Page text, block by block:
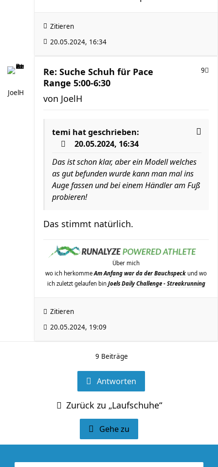
Zitieren
20.05.2024, 16:34
JoelH
Re: Suche Schuh für Pace
Range 5:00-6:30
9
von JoelH
temi hat geschrieben:
20.05.2024, 16:34
Das ist schon klar, aber ein Modell welches
as gut befunden wurde kann man mal ins
Auge fassen und bei einem Händler am Fuß
probieren!
Das stimmt natürlich.
Über mich
wo ich herkommeAm Anfang war da der Bauchspeck und wo
ich zuletzt gelaufen bin Joels Daily Challenge - Streakrunning
Zitieren
20.05.2024, 19:09
9 Beiträge
Antworten
Zurück zu „Laufschuhe“
Gehe zu